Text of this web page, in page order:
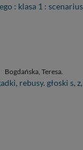
: klasa 1 :
Bogdańska, Teresa.
rebusy. głoski s, z,